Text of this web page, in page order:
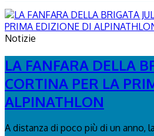
Notizie
LA FANFARA DELLA
CORTINA PER LA
ALPINATHLON
A distanza di poco più di un anno,